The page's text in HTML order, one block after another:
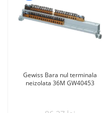
Gewiss Bara nul terminala
neizolata 36M GW40453